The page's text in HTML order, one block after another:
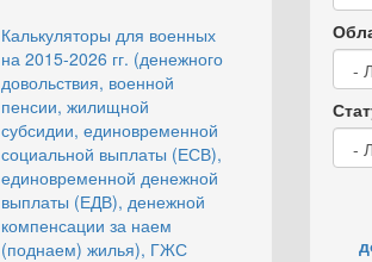
Калькуляторы для военных
на 2015-2026 гг. (денежного
довольствия, военной
пенсии, жилищной
субсидии, единовременной
социальной выплаты (ЕСВ),
единовременной денежной
выплаты (ЕДВ), денежной
компенсации за наем
(поднаем) жилья), ГЖС